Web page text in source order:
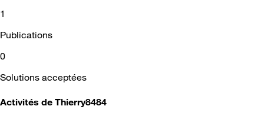
1
Publications
0
Solutions acceptées
Activités de Thierry8484